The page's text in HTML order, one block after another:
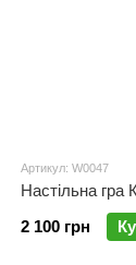
Артикул: W0047
Настільна гра
2 100 грн